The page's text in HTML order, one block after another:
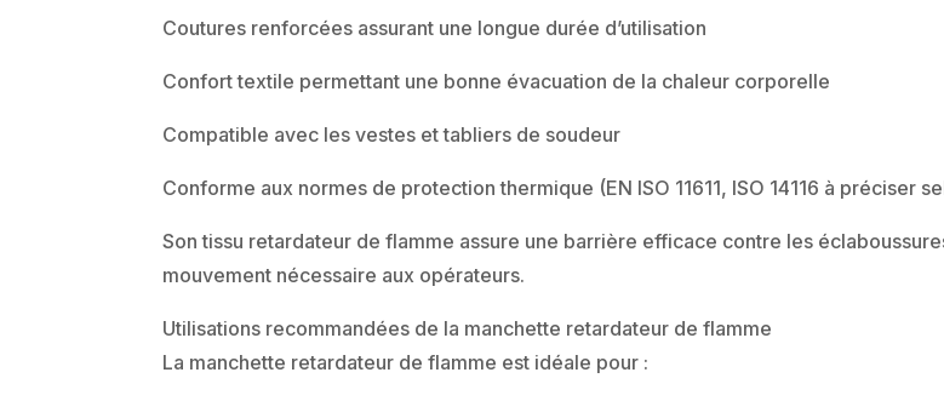
Coutures renforcées assurant une longue durée d’utilisation
Confort textile permettant une bonne évacuation de la chaleur corporelle
Compatible avec les vestes et tabliers de soudeur
Conforme aux normes de protection thermique (EN ISO 11611, ISO 14116 à préciser
Son tissu retardateur de flamme assure une barrière efficace contre les
mouvement nécessaire aux opérateurs.
Utilisations recommandées de la manchette retardateur de flamme
La manchette retardateur de flamme est idéale pour :